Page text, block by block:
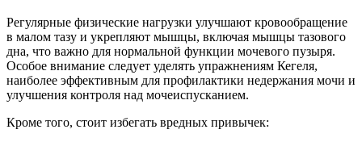
Регулярные физические нагрузки улучшают кровообращение
в малом тазу и укрепляют мышцы, включая мышцы тазового
дна, что важно для нормальной функции мочевого пузыря.
Особое внимание следует уделять упражнениям Кегеля,
наиболее эффективным для профилактики недержания мочи и
улучшения контроля над мочеиспусканием.
Кроме того, стоит избегать вредных привычек: